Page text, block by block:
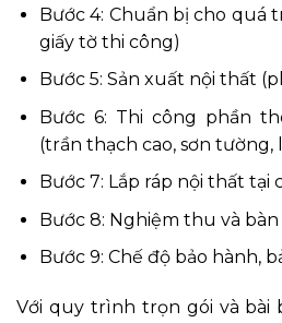
Bước 4: Chuẩn bị cho quá
giấy tờ thi công)
Bước 5: Sản xuất nội thất
Bước 6: Thi công phần
(trần thạch cao, sơn tường,
Bước 7: Lắp ráp nội thất tại
Bước 8: Nghiệm thu và bàn
Bước 9: Chế độ bảo hành,
Với quy trình trọn gói và bài